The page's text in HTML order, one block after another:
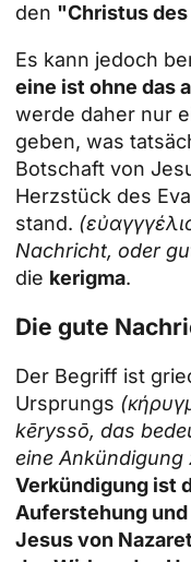
den "Christus des
Es kann jedoch
eine ist ohne das
werde daher nur
geben, was
Botschaft von
Herzstück des
stand.
Nachricht, oder
die kerigma.
Die gute
Der Begriff ist
Ursprungs
kēryssō, das
eine Ankündigung
Verkündigung ist
Auferstehung und
Jesus von